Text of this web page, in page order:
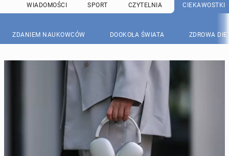
WIADOMOŚCI SPORT CZYTELNIA CIEKAWOSTKI
ZDANIEM NAUKOWCÓW DOOKOŁA ŚWIATA ZDROWA